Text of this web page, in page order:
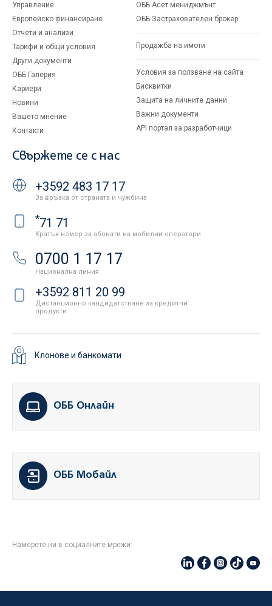
Управление
Европейско финансиране
Отчети и анализи
Тарифи и общи условия
Други документи
ОББ Галерия
Кариери
Новини
Вашето мнение
Контакти
ОББ Асет мениджмънт
ОББ Застрахователен брокер
Продажба на имоти
Условия за ползване на сайта
Бисквитки
Защита на личните данни
Важни документи
API портал за разработчици
Свържете се с нас
+3592 483 17 17
За връзка от страната и чужбина
*71 71
Кратък номер за абонати на мобилни оператори
0700 1 17 17
Национална линия
+3592 811 20 99
Дистанционно кандидатстване за кредитни
продукти
Клонове и банкомати
ОББ Онлайн
ОББ Мобайл
Намерете ни в социалните мрежи: